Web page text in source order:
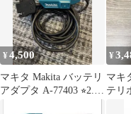
¥4,500
マキタ Makita バッテリ
アダプタ A-77403 ⭐︎2.3
¥
マキ
テリ